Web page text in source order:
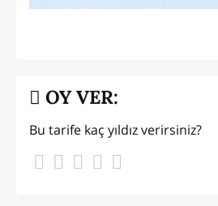
OY VER:
Bu tarife kaç yıldız verirsiniz?